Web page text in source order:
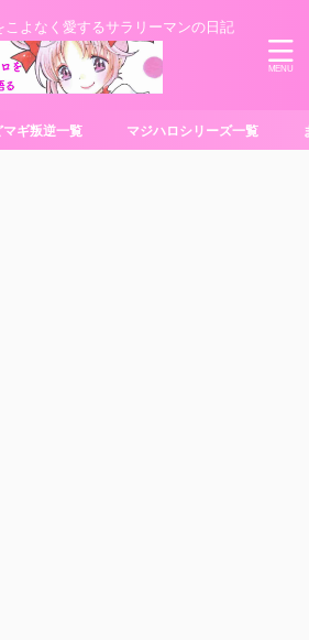
こよなく愛するサラリーマンの日記
マギ叛逆一覧 マジハロシリーズ一覧